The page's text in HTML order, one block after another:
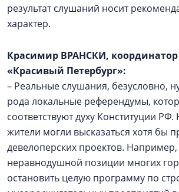
результат слушаний носит
характер.
Красимир ВРАНСКИ,
«Красивый Петербург»:
– Реальные слушания, безусловно,
рода локальные референдумы,
соответствуют духу Конституции
жители могли высказаться хотя бы
девелоперских проектов. Например,
неравнодушной позиции многих
остановить целую программу по